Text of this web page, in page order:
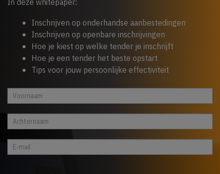
Inschrijven op onderhandse aanbestedingen
Inschrijven op openbare inschrijvingen
Hoe je kiest op welke tender je inschrijft
Hoe je een tender het beste opstart
Tips voor jouw persoonlijke effectiviteit
Whitepaper
cta
footer
Indien
je
een
mens
bent,
laat